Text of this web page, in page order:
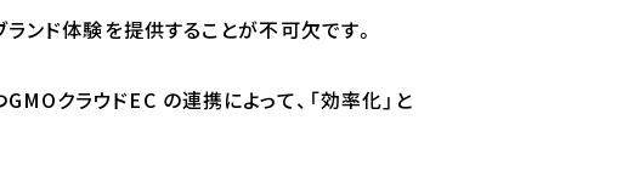
ンド体験を提供することが不可欠です。
クラウドEC の連携によって、「効率化」と